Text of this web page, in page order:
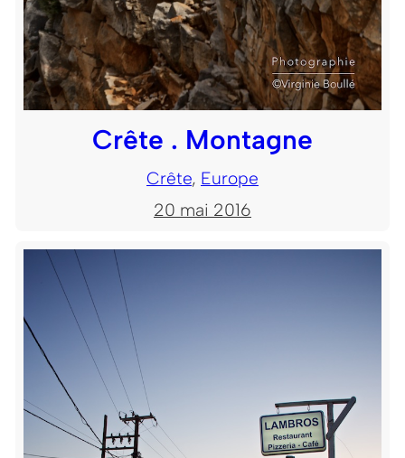
Crête . Montagne
Crête, Europe
20 mai 2016